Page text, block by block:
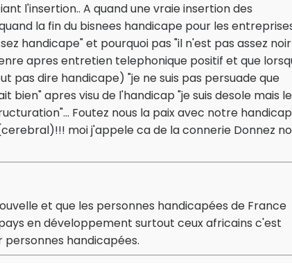
l'insertion.. A quand une vraie insertion des
la fin du bisnees handicape pour les
handicape" et pourquoi pas "il n'est pas assez noir
apres entretien telephonique positif et que
pas dire handicape) "je ne suis pas persuade que
bien" apres visu de l'handicap "je suis desole mais
Foutez nous la paix avec notre handicap
moi j'appele ca de la connerie Donnez
et que les personnes handicapées de France
en développement surtout ceux africains c'est
handicapées.